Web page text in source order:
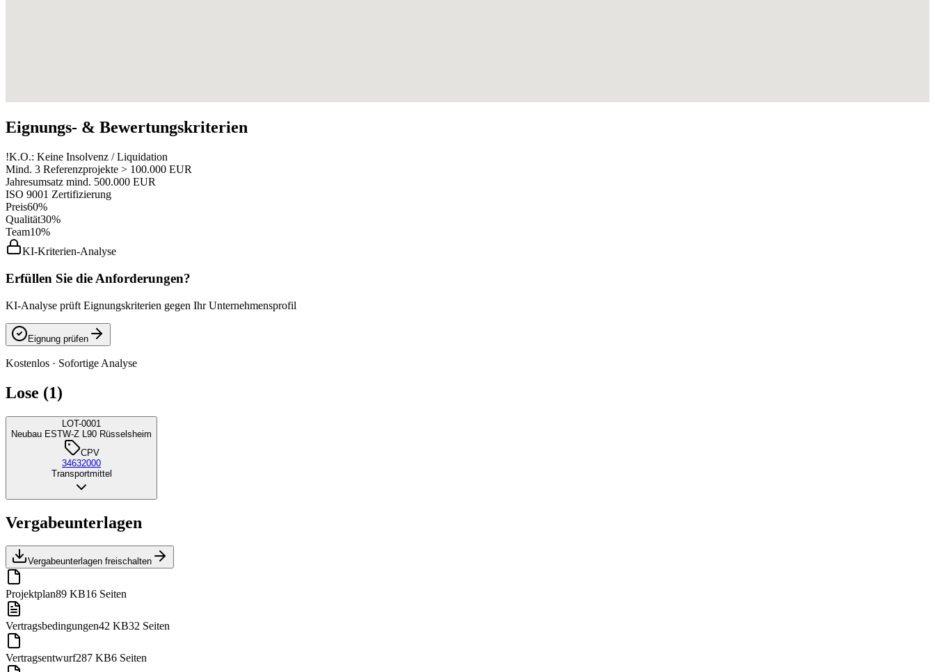
Eignungs- & Bewertungskriterien
!K.O.: Keine Insolvenz / Liquidation
Mind. 3 Referenzprojekte > 100.000 EUR
Jahresumsatz mind. 500.000 EUR
ISO 9001 Zertifizierung
Preis60%
Qualität30%
Team10%
KI-Kriterien-Analyse
Erfüllen Sie die Anforderungen?
KI-Analyse prüft Eignungskriterien gegen Ihr Unternehmensprofil
Eignung prüfen
Kostenlos · Sofortige Analyse
Lose (1)
LOT-0001
Neubau ESTW-Z L90 Rüsselsheim
CPV
34632000
Transportmittel
Vergabeunterlagen
Vergabeunterlagen freischalten
Projektplan89 KB16 Seiten
Vertragsbedingungen42 KB32 Seiten
Vertragsentwurf287 KB6 Seiten